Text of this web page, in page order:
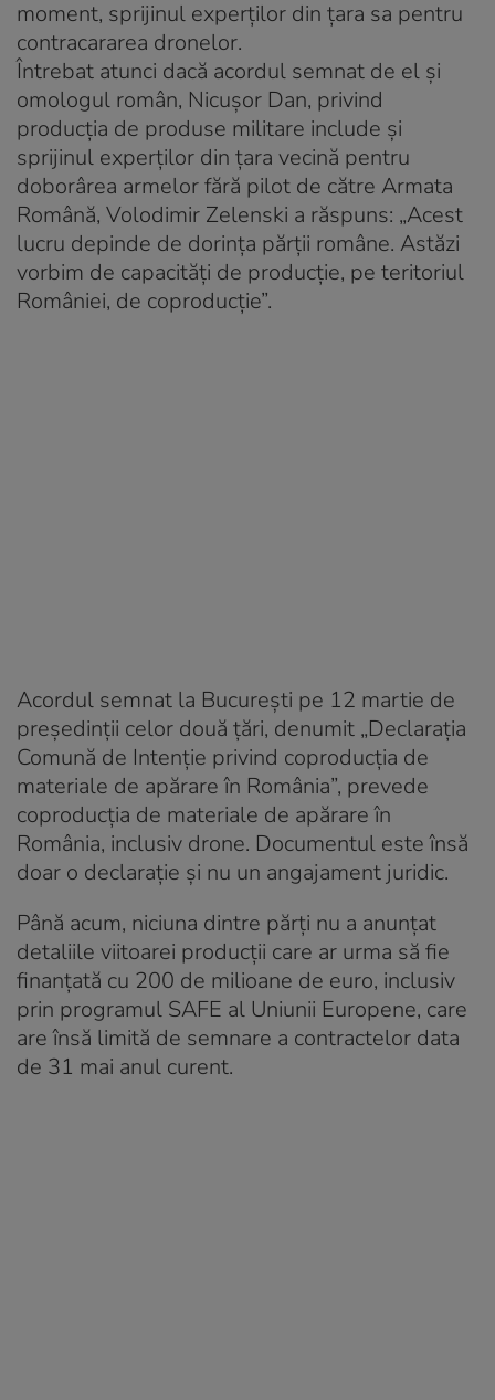
moment, sprijinul experților din țara sa pentru
contracararea dronelor.
Întrebat atunci dacă acordul semnat de el și
omologul român, Nicușor Dan, privind
producția de produse militare include și
sprijinul experților din țara vecină pentru
doborârea armelor fără pilot de către Armata
Română, Volodimir Zelenski a răspuns: „Acest
lucru depinde de dorința părții române. Astăzi
vorbim de capacități de producție, pe teritoriul
României, de coproducție”.
Acordul semnat la București pe 12 martie de
președinții celor două țări, denumit „Declarația
Comună de Intenție privind coproducția de
materiale de apărare în România”, prevede
coproducția de materiale de apărare în
România, inclusiv drone. Documentul este însă
doar o declarație și nu un angajament juridic.
Până acum, niciuna dintre părți nu a anunțat
detaliile viitoarei producții care ar urma să fie
finanțată cu 200 de milioane de euro, inclusiv
prin programul SAFE al Uniunii Europene, care
are însă limită de semnare a contractelor data
de 31 mai anul curent.